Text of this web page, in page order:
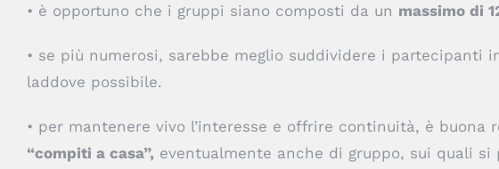
• è opportuno che i gruppi siano composti da un massimo di
• se più numerosi, sarebbe meglio suddividere i partecipanti
laddove possibile.
• per mantenere vivo l’interesse e offrire continuità, è buona
“compiti a casa”, eventualmente anche di gruppo, sui quali